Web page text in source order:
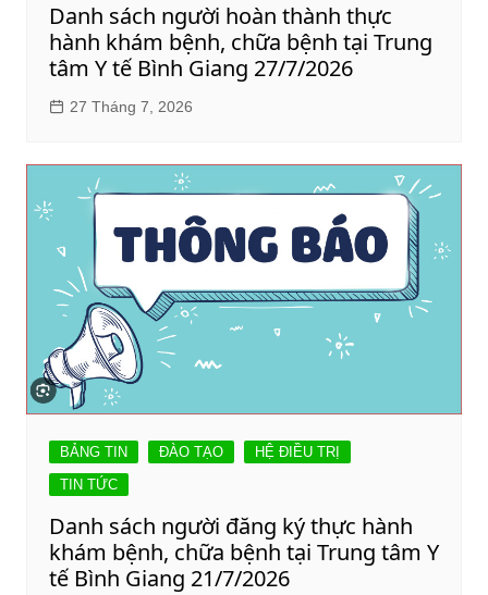
Danh sách người hoàn thành thực
hành khám bệnh, chữa bệnh tại Trung
tâm Y tế Bình Giang 27/7/2026
27 Tháng 7, 2026
BẢNG TIN ĐÀO TẠO
HỆ ĐIỀU TRỊ
TIN TỨC
Danh sách người đăng ký thực hành
khám bệnh, chữa bệnh tại Trung tâm Y
tế Bình Giang 21/7/2026